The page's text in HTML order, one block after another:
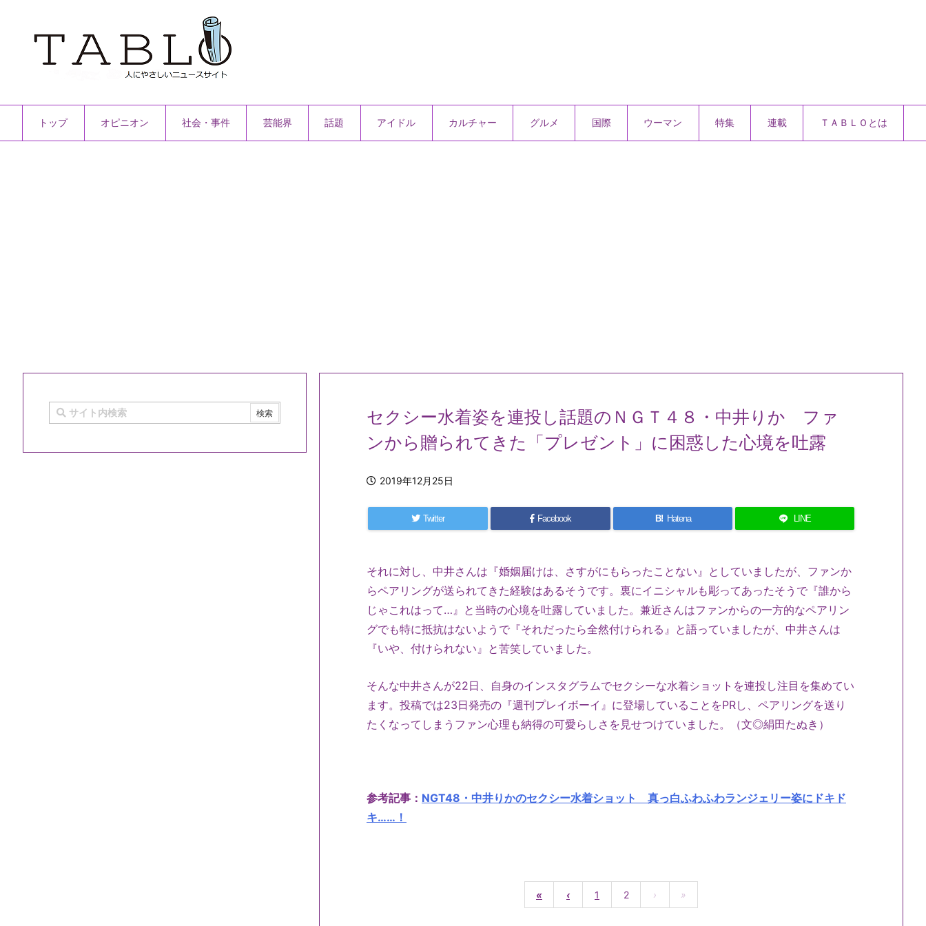
トップ オピニオン 社会・事件 芸能界 話題 アイドル カルチャー グルメ 国際 ウーマン 特集 連載 ＴＡＢＬＯとは
セクシー水着姿を連投し話題のＮＧＴ４８・中井りか ファ
ンから贈られてきた「プレゼント」に困惑した心境を吐露
2019年12月25日
Twitter Facebook B! Hatena LINE
それに対し、中井さんは『婚姻届けは、さすがにもらったことない』としていましたが、ファンか
らペアリングが送られてきた経験はあるそうです。裏にイニシャルも彫ってあったそうで『誰から
じゃこれはって…』と当時の心境を吐露していました。兼近さんはファンからの一方的なペアリン
グでも特に抵抗はないようで『それだったら全然付けられる』と語っていましたが、中井さんは
『いや、付けられない』と苦笑していました。
そんな中井さんが22日、自身のインスタグラムでセクシーな水着ショットを連投し注目を集めてい
ます。投稿では23日発売の『週刊プレイボーイ』に登場していることをPRし、ペアリングを送り
たくなってしまうファン心理も納得の可愛らしさを見せつけていました。（文◎絹田たぬき）
参考記事： NGT48・中井りかのセクシー水着ショット 真っ白ふわふわランジェリー姿にドキド
キ……！
« ‹ 1 2 › »